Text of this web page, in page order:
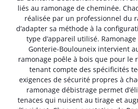
liés au ramonage de cheminée.
réalisée par un professionnel du
d’adapter sa méthode à la
type d’appareil utilisé.
Gonterie-Boulouneix intervient
ramonage poêle à bois que pour le
tenant compte des spécificités
exigences de sécurité propres à
ramonage débistrage permet
tenaces qui nuisent au tirage et